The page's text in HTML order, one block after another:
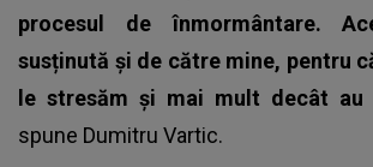
procesul de înmormântare.
susținută și de către mine, pentru
le stresăm și mai mult decât au
spune Dumitru Vartic.